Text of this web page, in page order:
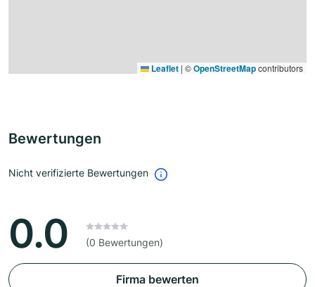
Leaflet | ©OpenStreetMapcontributors
Bewertungen
Nicht verifizierte Bewertungen
0.0 (0 Bewertungen)
Firma bewerten